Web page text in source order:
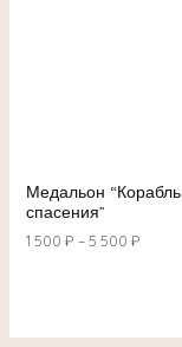
Медальон “Корабль
спасения”
1 500 ₽ –5 500 ₽